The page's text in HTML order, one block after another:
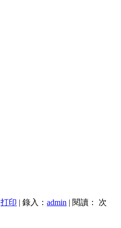
打印 | 錄入： admin | 閱讀： 次